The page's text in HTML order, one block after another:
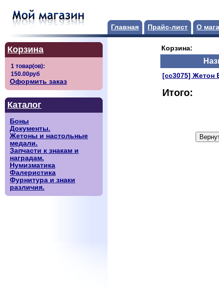
Главная Прайс-лист О
Корзина
Оформить заказ
Каталог
Боны
Документы.
Жетоны и настольные
медали.
Запчасти к знакам и
наградам.
Нумизматика
Фалеристика
Фурнитура и знаки
различия.
Корзина:
[сс3075] Жетон
Итого: